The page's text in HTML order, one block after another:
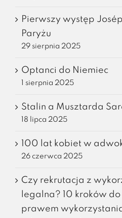
Pierwszy występ
Paryżu
29 sierpnia 2025
Optanci do Niemiec
1 sierpnia 2025
Stalin a Musztarda
18 lipca 2025
100 lat kobiet w
26 czerwca 2025
Czy rekrutacja z
legalna? 10 kroków
prawem